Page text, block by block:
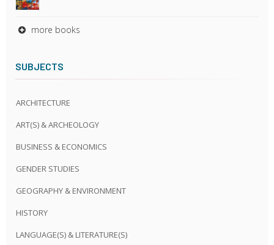
more books
SUBJECTS
ARCHITECTURE
ART(S) & ARCHEOLOGY
BUSINESS & ECONOMICS
GENDER STUDIES
GEOGRAPHY & ENVIRONMENT
HISTORY
LANGUAGE(S) & LITERATURE(S)